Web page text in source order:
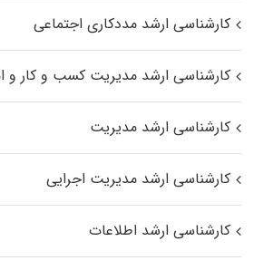
کارشناسی ارشد مددکاری اجتماعی
کارشناسی ارشد مدیریت کسب و کار و
کارشناسی ارشد مدیریت
کارشناسی ارشد مدیریت اجرایی
کارشناسی ارشد اطلاعات